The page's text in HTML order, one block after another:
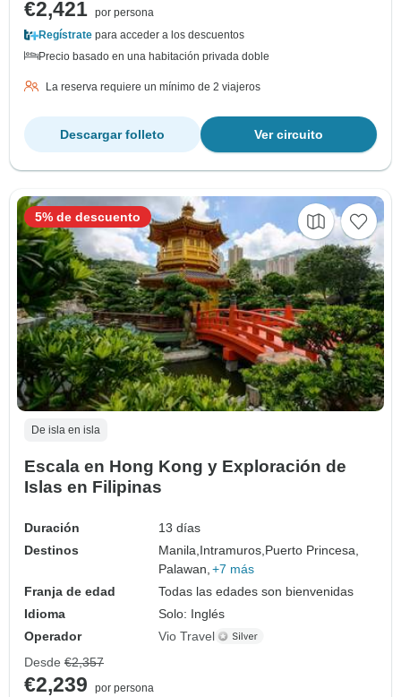
€2,421 por persona
Regístrate para acceder a los descuentos
Precio basado en una habitación privada doble
La reserva requiere un mínimo de 2 viajeros
Ver circuito
Descargar folleto
De isla en isla
Escala en Hong Kong y Exploración de
Islas en Filipinas
Duración
13 días
Destinos
Manila, Intramuros, Puerto Princesa,
Palawan, +7 más
Franja de edad
Todas las edades son bienvenidas
Idioma
Solo: Inglés
Operador
Vio Travel
5% de descuento
Desde €2,357
€2,239
por persona